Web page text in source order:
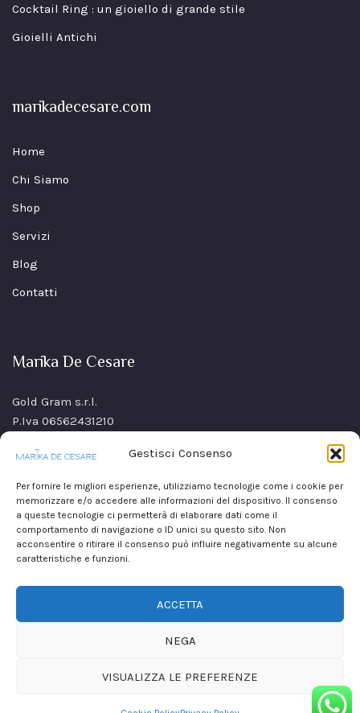
Gestisci Consenso
Per fornire le migliori esperienze, utilizziamo tecnologie come i cookie per
memorizzare e/o accedere alle informazioni del dispositivo. Il consenso
a queste tecnologie ci permetterà di elaborare dati come il
comportamento di navigazione o ID unici su questo sito. Non
acconsentire o ritirare il consenso può influire negativamente su alcune
caratteristiche e funzioni.
ACCETTA
NEGA
VISUALIZZA LE PREFERENZE
Cocktail Ring : un gioiello di grande stile
Gioielli Antichi
marikadecesare.com
Home
Chi Siamo
Shop
Servizi
Blog
Contatti
Marika De Cesare
Gold Gram s.r.l.
P.Iva 06562431210
80021 Afragola(NA)
Mirium srl